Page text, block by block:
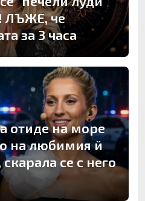
ЛЪЖЕ, че
за 3 часа
отиде на море
на любимия й
се с него